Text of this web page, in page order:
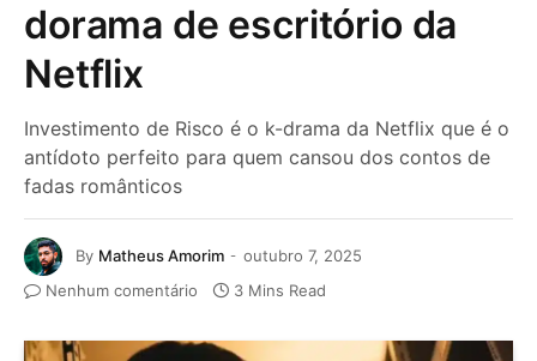
dorama de escritório da
Netflix
Investimento de Risco é o k-drama da Netflix que é o
antídoto perfeito para quem cansou dos contos de
fadas românticos
By Matheus Amorim
outubro 7, 2025
Nenhum comentário
3 Mins Read